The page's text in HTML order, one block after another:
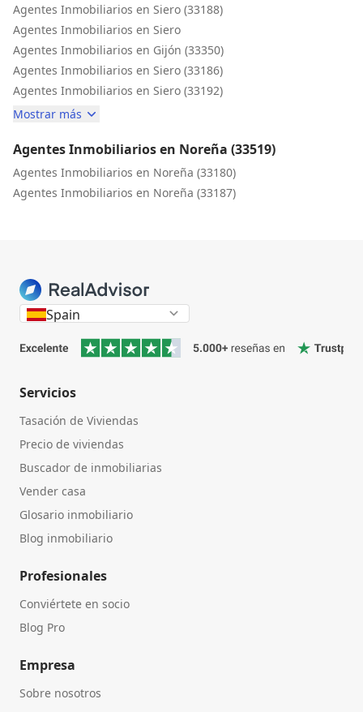
Agentes Inmobiliarios en Siero (33188)
Agentes Inmobiliarios en Siero
Agentes Inmobiliarios en Gijón (33350)
Agentes Inmobiliarios en Siero (33186)
Agentes Inmobiliarios en Siero (33192)
Mostrar más
Agentes Inmobiliarios en Noreña (33519)
Agentes Inmobiliarios en Noreña (33180)
Agentes Inmobiliarios en Noreña (33187)
Spain
Servicios
Tasación de Viviendas
Precio de viviendas
Buscador de inmobiliarias
Vender casa
Glosario inmobiliario
Blog inmobiliario
Profesionales
Conviértete en socio
Blog Pro
Empresa
Sobre nosotros